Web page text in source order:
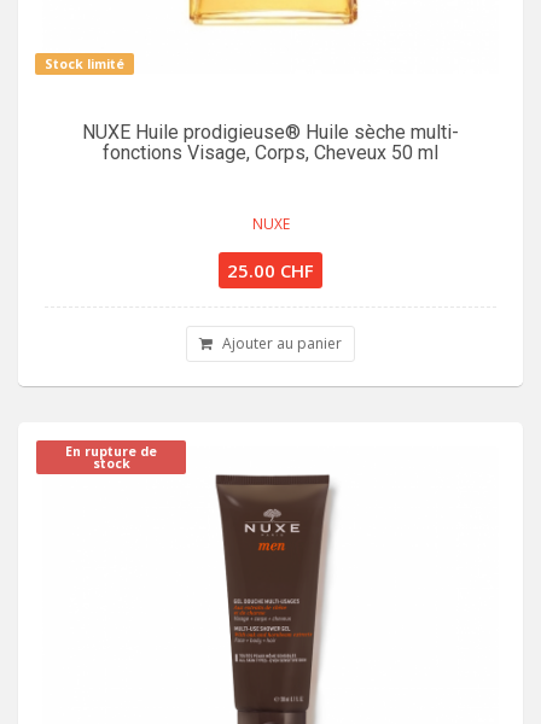
Stock limité
NUXE Huile prodigieuse® Huile sèche multi-
fonctions Visage, Corps, Cheveux 50 ml
NUXE
25.00 CHF
Ajouter au panier
En rupture de
stock